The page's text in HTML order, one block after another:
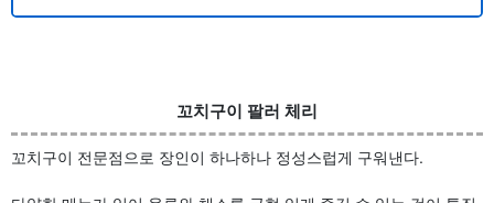
꼬치구이 팔러 체리
꼬치구이 전문점으로 장인이 하나하나 정성스럽게 구워낸다.